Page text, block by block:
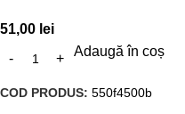
51,00 lei
Adaugă în coș
COD PRODUS: 550f4500b